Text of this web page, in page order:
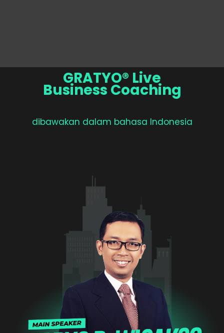
GRATYO® Live
Business Coaching
dibawakan dalam bahasa Indonesia​